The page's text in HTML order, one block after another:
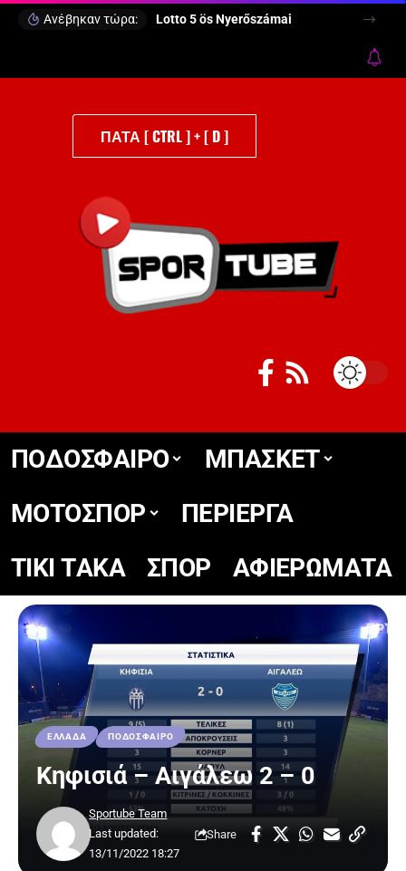
Ανέβηκαν τώρα: Lotto 5 ös Nyerőszámai
ΠΑΤΑ [ CTRL ] + [ D ]
ΠΟΔΟΣΦΑΙΡΟ
ΜΠΑΣΚΕΤ
ΜΟΤΟΣΠΟΡ
ΠΕΡΙΕΡΓΑ
TIKΙ TΑΚΑ
ΣΠΟΡ ΑΦΙΕΡΩΜΑΤΑ
ΕΛΛΑΔΑ ΠΟΔΟΣΦΑΙΡΟ
Κηφισιά – Αιγάλεω 2 – 0
Last updated:
13/11/2022 18:27
Sportube Team
Share